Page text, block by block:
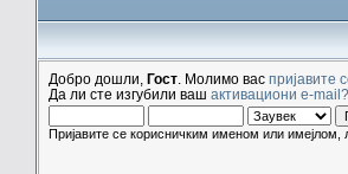
Добро дошли, Гост . Молимо вас пријавите
Да ли сте изгубили ваш активациони e-mail?
Пријавите се корисничким именом или имејлом,